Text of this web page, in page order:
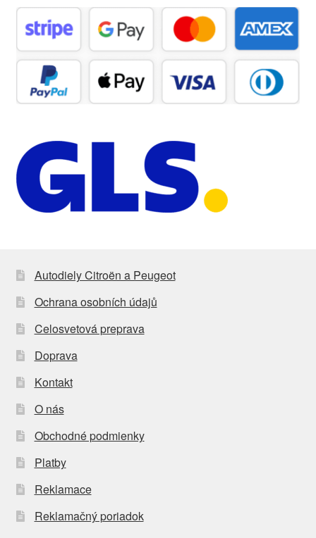
Autodiely Citroën a Peugeot
Ochrana osobních údajů
Celosvetová preprava
Doprava
Kontakt
O nás
Obchodné podmienky
Platby
Reklamace
Reklamačný poriadok